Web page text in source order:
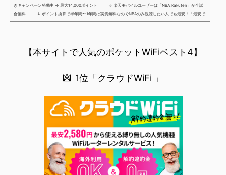
きキャンペーン発動中 → 最大14,000ポイント ↓ 楽天モバイルユーザーは「NBA Rakuten」が全試
合無料 ↓ ポイント換算で半年間〜1年間は実質無料なのでNBAのみ視聴したい人でも最安！「最安で
NBAを見る方法」が「楽天モバイルを契約すること」というもはや意味不明な状況...楽天モバイルでNBAを
【本サイトで人気のポケットWiFiベスト4】
1位「クラウドWiFi 」